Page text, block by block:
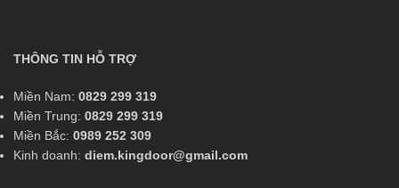
THÔNG TIN HỖ TRỢ
Miền Nam: 0829 299 319
Miền Trung: 0829 299 319
Miền Bắc: 0989 252 309
Kinh doanh: diem.kingdoor@gmail.com